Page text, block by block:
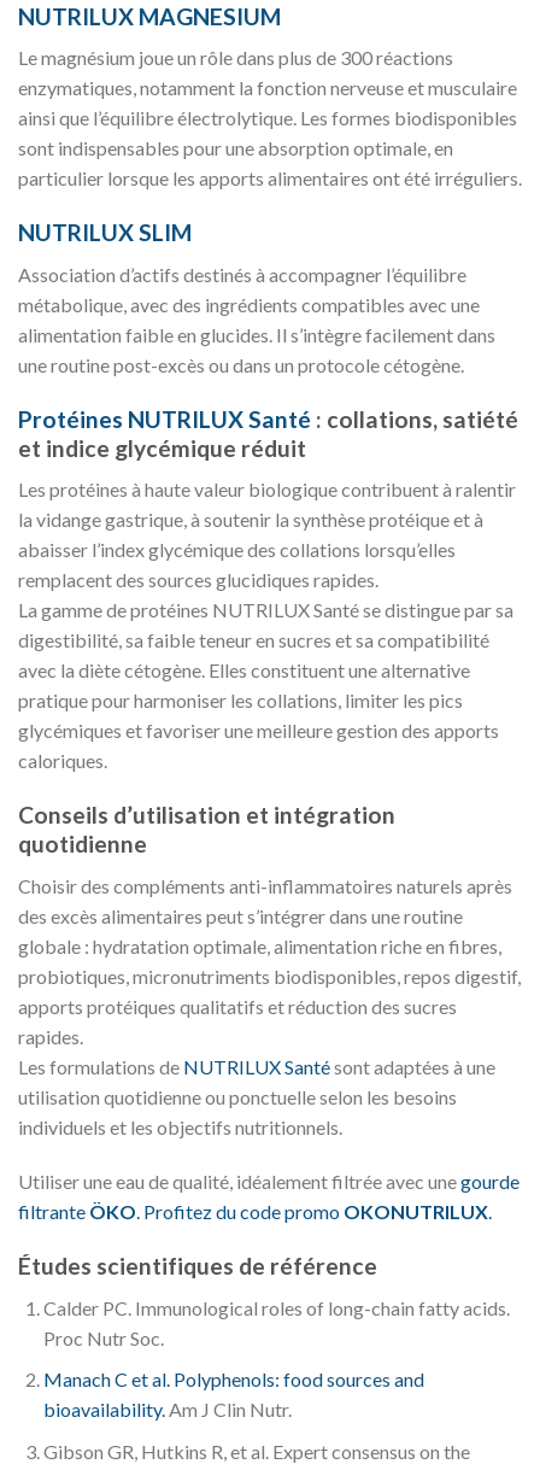
NUTRILUX MAGNESIUM
Le magnésium joue un rôle dans plus de 300 réactions
enzymatiques, notamment la fonction nerveuse et musculaire
ainsi que l’équilibre électrolytique. Les formes biodisponibles
sont indispensables pour une absorption optimale, en
particulier lorsque les apports alimentaires ont été irréguliers.
NUTRILUX SLIM
Association d’actifs destinés à accompagner l’équilibre
métabolique, avec des ingrédients compatibles avec une
alimentation faible en glucides. Il s’intègre facilement dans
une routine post-excès ou dans un protocole cétogène.
Protéines NUTRILUX Santé : collations, satiété
et indice glycémique réduit
Les protéines à haute valeur biologique contribuent à ralentir
la vidange gastrique, à soutenir la synthèse protéique et à
abaisser l’index glycémique des collations lorsqu’elles
remplacent des sources glucidiques rapides.
La gamme de protéines NUTRILUX Santé se distingue par sa
digestibilité, sa faible teneur en sucres et sa compatibilité
avec la diète cétogène. Elles constituent une alternative
pratique pour harmoniser les collations, limiter les pics
glycémiques et favoriser une meilleure gestion des apports
caloriques.
Conseils d’utilisation et intégration
quotidienne
Choisir des compléments anti-inflammatoires naturels après
des excès alimentaires peut s’intégrer dans une routine
globale : hydratation optimale, alimentation riche en fibres,
probiotiques, micronutriments biodisponibles, repos digestif,
apports protéiques qualitatifs et réduction des sucres
rapides.
Les formulations de NUTRILUX Santésont adaptées à une
utilisation quotidienne ou ponctuelle selon les besoins
individuels et les objectifs nutritionnels.
Utiliser une eau de qualité, idéalement filtrée avec unegourde
filtrante ÖKO. Profitez du code promo OKONUTRILUX.
Études scientifiques de référence
Calder PC. Immunological roles of long-chain fatty acids.
Proc Nutr Soc.
Manach C et al. Polyphenols: food sources and
bioavailability.Am J Clin Nutr.
Gibson GR, Hutkins R, et al. Expert consensus on the